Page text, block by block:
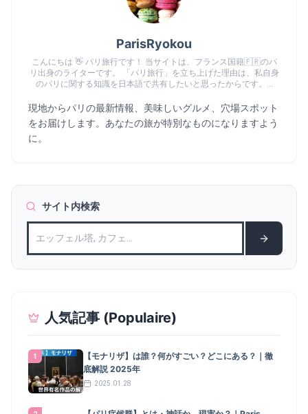
ParisRyokou
こんにちは 👋 パリ旅行です！ 当サイトは、フランス国籍🇫🇷のパ
リ出身のライターです。 「パリ旅行」を立ち上げた理由は、私自身
のパリに関する知識を日本語で共有したいと思ったからです。...
現地からパリの最新情報、美味しいグルメ、穴場スポット
をお届けします。あなたの旅が特別なものになりますよう
に。
サイト内検索
人気記事 (Populaire)
1
【モナリザ】は誰？何がすごい？どこにある？｜徹
底解説 2025年
2025.01.28